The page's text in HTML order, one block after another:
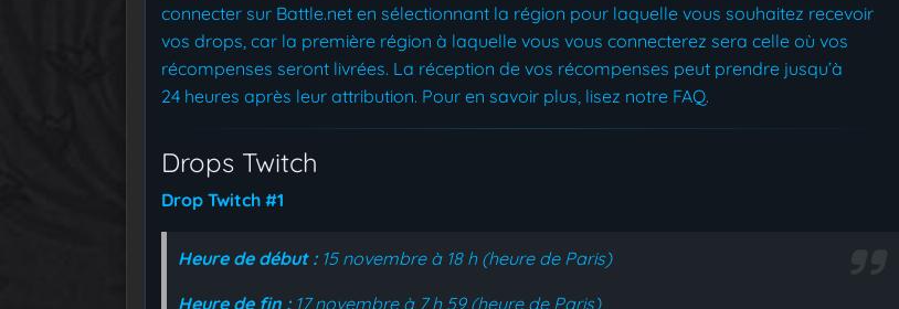
connecter sur Battle.net en sélectionnant la région pour laquelle vous souhaitez recevoir
vos drops, car la première région à laquelle vous vous connecterez sera celle où vos
récompenses seront livrées. La réception de vos récompenses peut prendre jusqu’à
24 heures après leur attribution. Pour en savoir plus, lisez notre FAQ.
Drops Twitch
Drop Twitch #1
Heure de début :15 novembre à 18 h (heure de Paris)
Heure de fin :17 novembre à 7 h 59 (heure de Paris)